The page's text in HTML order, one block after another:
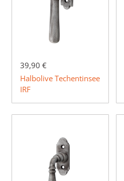
39,90 €
Halbolive Techentinsee
IRF